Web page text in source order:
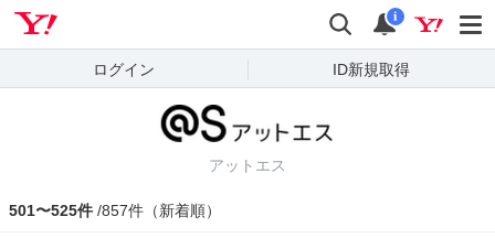
検索 通知
i
ログイン ID新規取得
アットエス
501〜525件 /857件（新着順）